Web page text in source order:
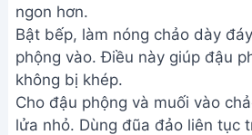
ngon hơn.
Bật bếp, làm nóng chảo dày
phộng vào. Điều này giúp đậu
không bị khép.
Cho đậu phộng và muối vào
lửa nhỏ. Dùng đũa đảo liên tục